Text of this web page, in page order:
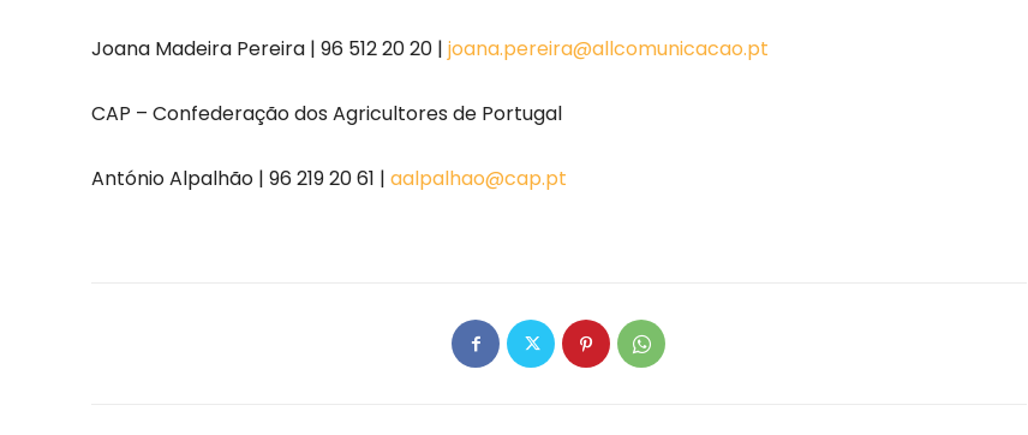
Joana Madeira Pereira | 96 512 20 20 | joana.pereira@allcomunicacao.pt
CAP – Confederação dos Agricultores de Portugal
António Alpalhão | 96 219 20 61 | aalpalhao@cap.pt